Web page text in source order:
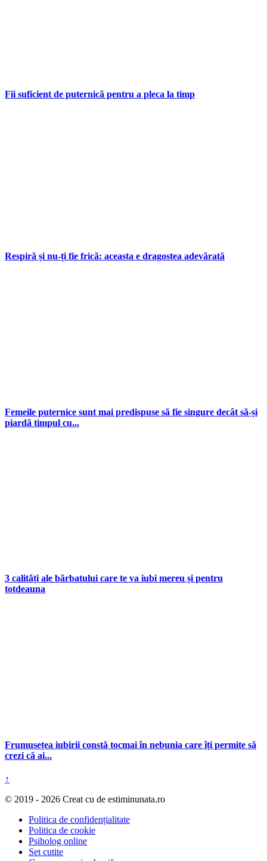
Fii suficient de puternică pentru a pleca la timp
Respiră și nu-ți fie frică: aceasta e dragostea adevărată
Femeile puternice sunt mai predispuse să fie singure decât să-și
piardă timpul cu...
3 calități ale bărbatului care te va iubi mereu și pentru
totdeauna
Frumusețea iubirii constă tocmai în nebunia care îți permite să
crezi că ai...
↑
© 2019 - 2026 Creat cu de estiminunata.ro
Politica de confidențialitate
Politica de cookie
Psiholog online
Set cutite